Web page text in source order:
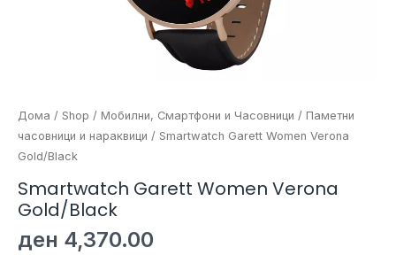
Дома / Shop / Мобилни, Смартфони и Часовници / Паметни
часовници и нараквици / Smartwatch Garett Women Verona
Gold/Black
Smartwatch Garett Women Verona
Gold/Black
ден 4,370.00